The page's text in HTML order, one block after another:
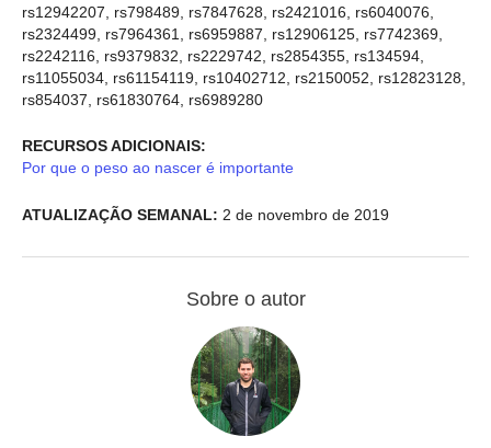
rs12942207, rs798489, rs7847628, rs2421016, rs6040076,
rs2324499, rs7964361, rs6959887, rs12906125, rs7742369,
rs2242116, rs9379832, rs2229742, rs2854355, rs134594,
rs11055034, rs61154119, rs10402712, rs2150052, rs12823128,
rs854037, rs61830764, rs6989280
RECURSOS ADICIONAIS:
Por que o peso ao nascer é importante
ATUALIZAÇÃO SEMANAL: 2 de novembro de 2019
Sobre o autor